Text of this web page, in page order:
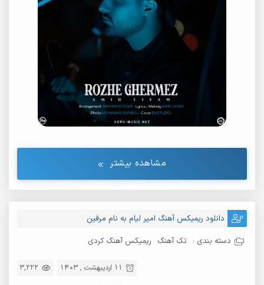
مشاهده بیشتر
دانلود ریمیکس آهنگ امیر لیام به نام مرفین
دسته بندی : تک آهنگ ریمیکس آهنگ کردی
3,222 11 اردیبهشت , 1403